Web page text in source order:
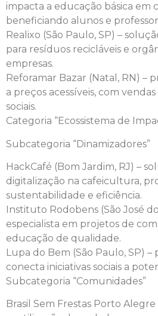
impacta a educação básica em
beneficiando alunos e
Realixo (São Paulo, SP) –
para resíduos recicláveis e
empresas.
Reforamar Bazar (Natal, RN) –
a preços acessíveis, com
sociais.
Categoria “Ecossistema de
Subcategoria “Dinamizadores”
HackCafé (Bom Jardim, RJ) –
digitalização na cafeicultura,
sustentabilidade e eficiência.
Instituto Rodobens (São José
especialista em projetos de
educação de qualidade.
Lupa do Bem (São Paulo, SP)
conecta iniciativas sociais a
Subcategoria “Comunidades”
Brasil Sem Frestas Porto